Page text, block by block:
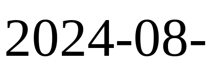
2024-08-